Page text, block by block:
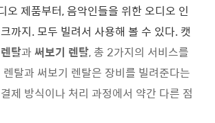
오 제품부터, 음악인들을 위한 오디오 인
까지. 모두 빌려서 사용해 볼 수 있다. 캣
탈과 써보기 렌탈, 총 2가지의 서비스를
탈과 써보기 렌탈은 장비를 빌려준다는
제 방식이나 처리 과정에서 약간 다른 점